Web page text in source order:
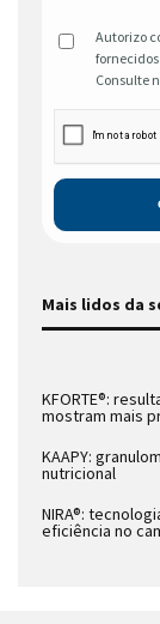
Autorizo
Consulte
Mais lidos da
KFORTE®:
mostram mais
KAAPY:
nutricional
NIRA®:
eficiência no